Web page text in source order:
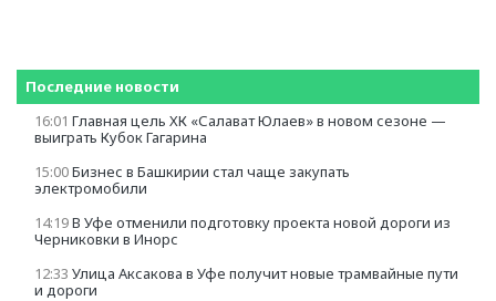
Последние новости
16:01 Главная цель ХК «Салават Юлаев» в новом сезоне —
выиграть Кубок Гагарина
15:00Бизнес в Башкирии стал чаще закупать
электромобили
14:19В Уфе отменили подготовку проекта новой дороги из
Черниковки в Инорс
12:33 Улица Аксакова в Уфе получит новые трамвайные пути
и дороги